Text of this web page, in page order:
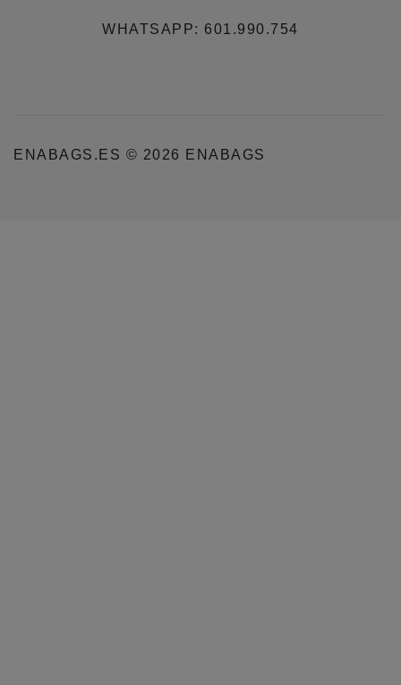
WHATSAPP: 601.990.754
ENABAGS.ES © 2026 ENABAGS